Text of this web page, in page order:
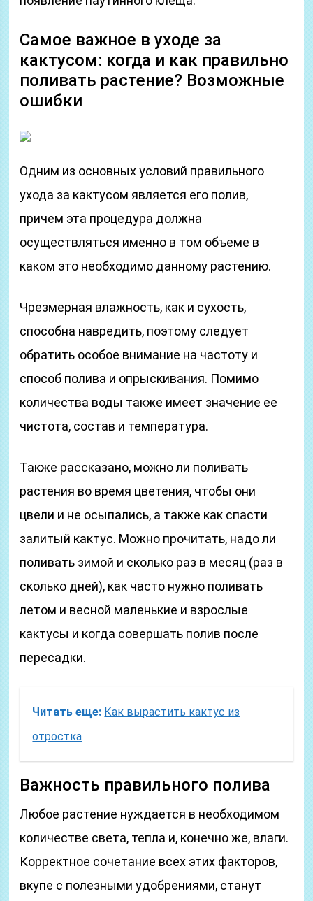
Самое важное в уходе за
кактусом: когда и как правильно
поливать растение? Возможные
ошибки
Одним из основных условий правильного
ухода за кактусом является его полив,
причем эта процедура должна
осуществляться именно в том объеме в
каком это необходимо данному растению.
Чрезмерная влажность, как и сухость,
способна навредить, поэтому следует
обратить особое внимание на частоту и
способ полива и опрыскивания. Помимо
количества воды также имеет значение ее
чистота, состав и температура.
Также рассказано, можно ли поливать
растения во время цветения, чтобы они
цвели и не осыпались, а также как спасти
залитый кактус. Можно прочитать, надо ли
поливать зимой и сколько раз в месяц (раз в
сколько дней), как часто нужно поливать
летом и весной маленькие и взрослые
кактусы и когда совершать полив после
пересадки.
Читать еще: Как вырастить кактус из
отростка
Важность правильного полива
Любое растение нуждается в необходимом
количестве света, тепла и, конечно же, влаги.
Корректное сочетание всех этих факторов,
вкупе с полезными удобрениями, станут